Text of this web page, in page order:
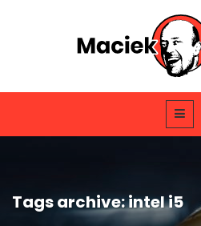
Tags archive: intel i5